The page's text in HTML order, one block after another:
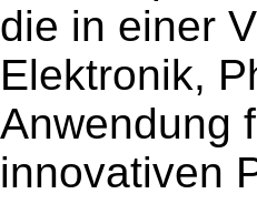
die in einer
Elektronik,
Anwendung
innovativen